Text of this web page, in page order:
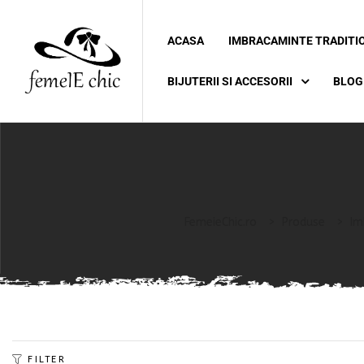
ACASA IMBRACAMINTE
BIJUTERII SI ACCESORII BLOG
FILTER